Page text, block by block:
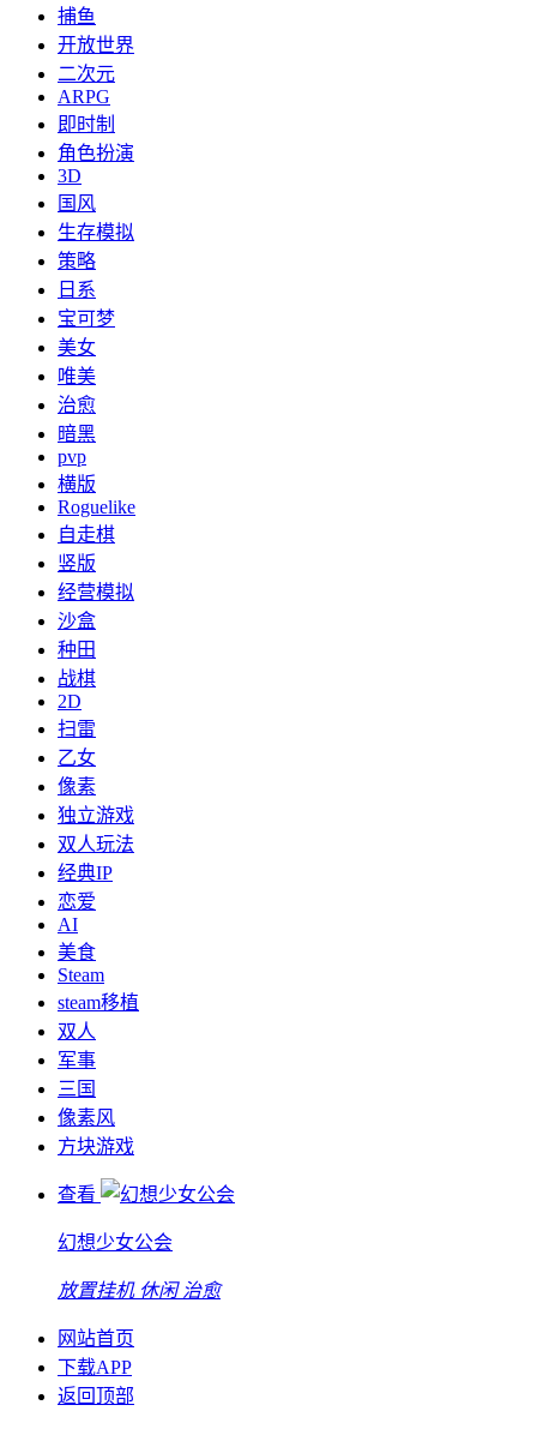
捕鱼
开放世界
二次元
ARPG
即时制
角色扮演
3D
国风
生存模拟
策略
日系
宝可梦
美女
唯美
治愈
暗黑
pvp
横版
Roguelike
自走棋
竖版
经营模拟
沙盒
种田
战棋
2D
扫雷
乙女
像素
独立游戏
双人玩法
经典IP
恋爱
AI
美食
Steam
steam移植
双人
军事
三国
像素风
方块游戏
查看
幻想少女公会
放置挂机 休闲 治愈
网站首页
下载APP
返回顶部